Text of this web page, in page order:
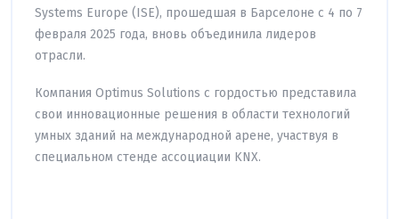
Systems Europe (ISE), прошедшая в Барселоне с 4 по 7
февраля 2025 года, вновь объединила лидеров
отрасли.
Компания Optimus Solutions с гордостью представила
свои инновационные решения в области технологий
умных зданий на международной арене, участвуя в
специальном стенде ассоциации KNX.